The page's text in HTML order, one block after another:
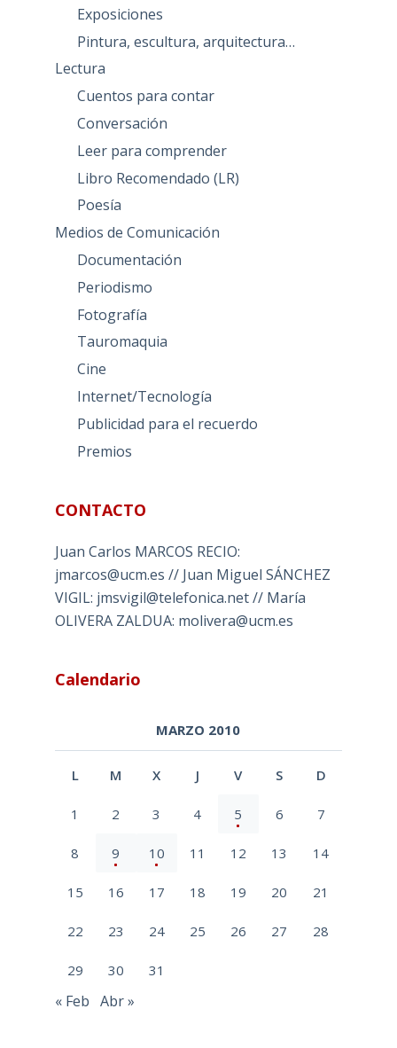
Exposiciones
Pintura, escultura, arquitectura…
Lectura
Cuentos para contar
Conversación
Leer para comprender
Libro Recomendado (LR)
Poesía
Medios de Comunicación
Documentación
Periodismo
Fotografía
Tauromaquia
Cine
Internet/Tecnología
Publicidad para el recuerdo
Premios
CONTACTO
Juan Carlos MARCOS RECIO:
jmarcos@ucm.es // Juan Miguel SÁNCHEZ
VIGIL: jmsvigil@telefonica.net // María
OLIVERA ZALDUA: molivera@ucm.es
Calendario
MARZO 2010
L M X J V S D
1 2 3 4 5 6 7
8 9 10 11 12 13 14
15 16 17 18 19 20 21
22 23 24 25 26 27 28
29 30 31
« Feb Abr »